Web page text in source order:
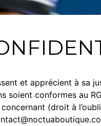
et apprécient à sa
conformes au
(droit à